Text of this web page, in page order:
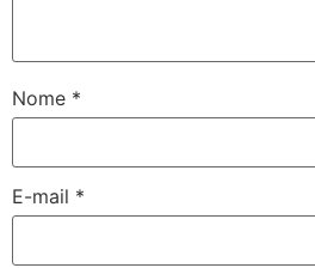
Nome *
E-mail *